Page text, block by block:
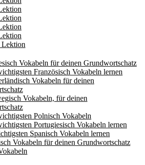
Lektion
Vokabeln für deinen Grundwortschatz
Französisch Vokabeln lernen
Vokabeln für deinen
Vokabeln, für deinen
Polnisch Vokabeln
Portugiesisch Vokabeln lernen
Spanisch Vokabeln lernen
Vokabeln für deinen Grundwortschatz